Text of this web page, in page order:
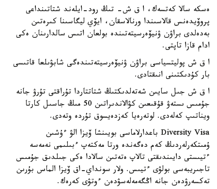
ەسكە سالا كەتسەك، ا ق ش- تىڭ رود-ايلەند شتاتىنداعى
پروۆيدەنس قالاسىندا ورنالاسقان، ايۆي ليگاسىنا كىرەتىن
بەدەلدى براۋن ۋنيۆەرسيتەتىندە بولعان اتىس سالدارىنان ەكى
ادام قازا تاپتى.
ا ق ش پوليتسياسى براۋن ۋنيۆەرسيتەتىندەگى شابۋىلعا قاتىسى
بار كۇدىكتىنى انىقتادى.
ا ق ش جىل سايىن شەتەلدىكتىڭ شتاتتاردا تۇراقتى تۇرۋ جانە
جۇمىس ىستەۋ قۇقىعىن كۋالاندىراتىن 50 مىڭ جاسىل كارتا
ويناتىپ كەلەدى. لوتەرەيا كەزدەيسوق تۇردە وتەدى.
Diversity Visa باعدارلاماسى بويىنشا ۆيزا الۋ ءۇشىن
ۇمىتكەرلەردىڭ كەم دەگەندە ورتا مەكتەپ ءبىلىمى نەمەسە
ءتيىستى دايىندىقتى تالاپ ەتەتىن سالادا ەكى جىلدىق جۇمىس
تاجىريبەسى بولۋى ءتيىس. ولار سونداي-اق ۆيزا الماس بۇرىن
تەكسەرۋدەن جانە اڭگەمەلەسۋدەن ءوتۋى كەرەك.